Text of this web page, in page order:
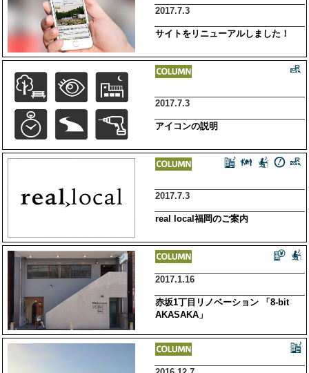
2017.7.3
サイトをリニューアルしました！
2017.7.3
アイコンの説明
2017.7.3
real local福岡のご案内
2017.1.16
赤坂1丁目リノベーション 「8-bit
AKASAKA」